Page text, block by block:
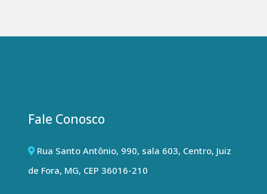
Fale Conosco
Rua Santo Antônio, 990, sala 603, Centro, Juiz
de Fora, MG, CEP 36016-210